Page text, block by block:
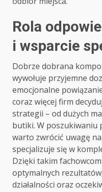
Rola
i wsparcie
Dobrze dobrana
wywołuje przyjemne
emocjonalne
coraz więcej firm
strategii – od dużych
butiki. W poszukiwaniu
warto zwrócić uwagę na
specjalizuje się w
Dzięki takim
optymalnych
działalności oraz